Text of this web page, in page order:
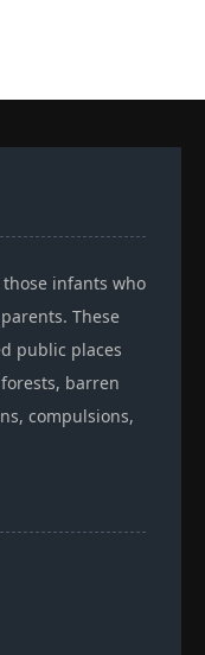
those infants who
These
public places
barren
compulsions,